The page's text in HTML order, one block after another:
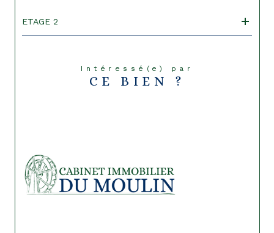
ETAGE 2
Intéressé(e) par
CE BIEN ?